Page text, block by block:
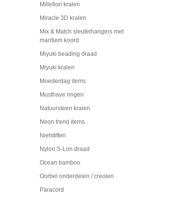
Millefiori kralen
Miracle 3D kralen
Mix & Match sleutelhangers met
maritiem koord
Miyuki beading draad
Miyuki kralen
Moederdag items
Musthave ringen
Natuursteen kralen
Neon trend items
Nietstiften
Nylon S-Lon draad
Ocean bamboo
Oorbel onderdelen / creolen
Paracord